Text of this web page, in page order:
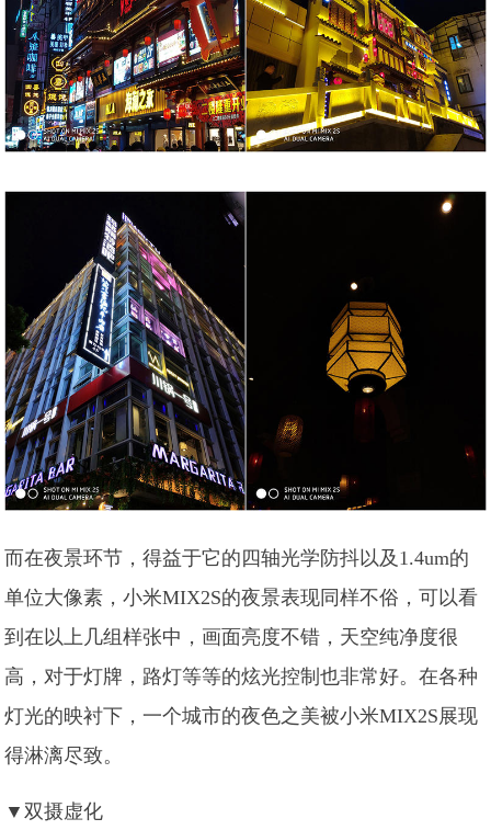
而在夜景环节，得益于它的四轴光学防抖以及1.4um的
单位大像素，小米MIX2S的夜景表现同样不俗，可以看
到在以上几组样张中，画面亮度不错，天空纯净度很
高，对于灯牌，路灯等等的炫光控制也非常好。在各种
灯光的映衬下，一个城市的夜色之美被小米MIX2S展现
得淋漓尽致。
▼双摄虚化